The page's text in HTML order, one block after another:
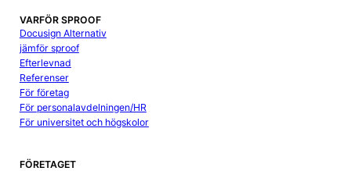
VARFÖR SPROOF
Docusign Alternativ
jämför sproof
Efterlevnad
Referenser
För företag
För personalavdelningen/HR
För universitet och högskolor
FÖRETAGET